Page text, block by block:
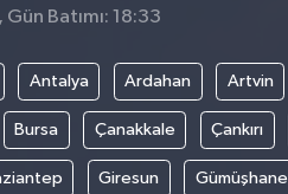
Batımı: 18:33
Antalya Ardahan Artvin
Bursa Çanakkale Çankırı
Giresun Gümüşhane